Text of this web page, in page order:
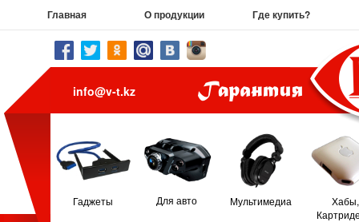
Главная О продукции Где купить?
info@v-t.kz
Гаджеты Для авто Мультимедиа
Хабы,